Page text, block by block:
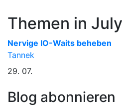
Themen in
Nervige IO-Waits beheben
Tannek
29. 07.
Blog abonnieren